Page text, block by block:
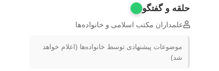
حلقه‌ و گفتگو
علمداران مکتب اسلامی و خانواده‌ها
موضوعات پیشنهادی توسط خانواده‌ها (اعلام خواهد
شد)